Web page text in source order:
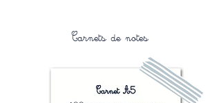
Carnets de notes